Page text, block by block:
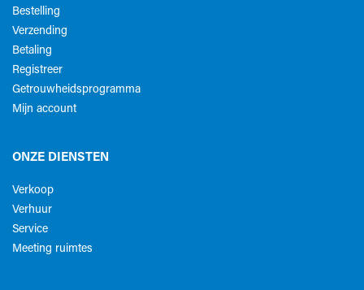
Bestelling
Verzending
Betaling
Registreer
Getrouwheidsprogramma
Mijn account
ONZE DIENSTEN
Verkoop
Verhuur
Service
Meeting ruimtes